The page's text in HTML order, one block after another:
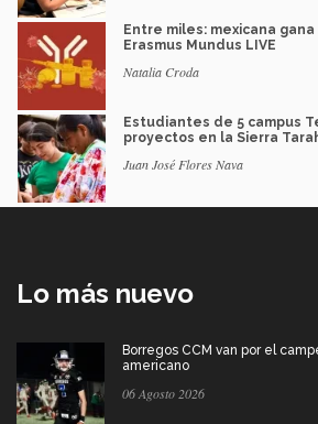
Entre miles: mexicana
Erasmus Mundus LIVE
Natalia Croda
Estudiantes de 5 campus
proyectos en la Sierra
Juan José Flores Nava
Lo más nuevo
Borregos CCM van por el
americano
06 Agosto 2026